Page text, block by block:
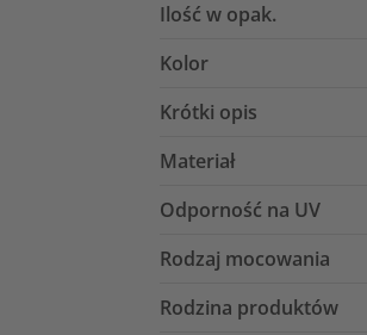
Ilość w opak.
Kolor
Krótki opis
Materiał
Odporność na UV
Rodzaj mocowania
Rodzina produktów